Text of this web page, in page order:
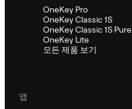
OneKey Pro
OneKey Classic 1S
OneKey Classic 1S Pure
OneKey Lite
모든 제품 보기
앱